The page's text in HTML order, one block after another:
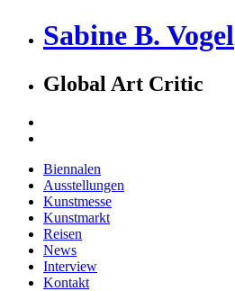
Sabine B. Vogel
Global Art Critic
Biennalen
Ausstellungen
Kunstmesse
Kunstmarkt
Reisen
News
Interview
Kontakt